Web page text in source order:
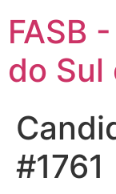
FASB
do Sul
#1761